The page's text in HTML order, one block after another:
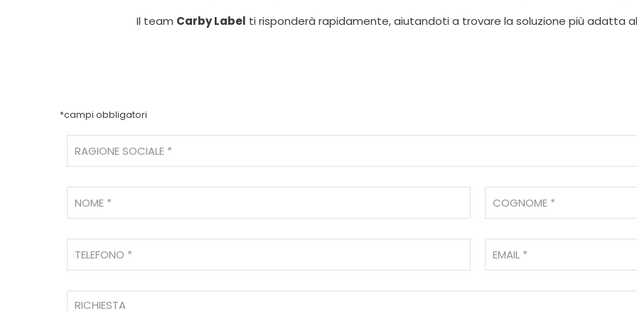
Il team Carby Label ti risponderà rapidamente, aiutandoti a trovare la soluzione più adatta
*campi obbligatori